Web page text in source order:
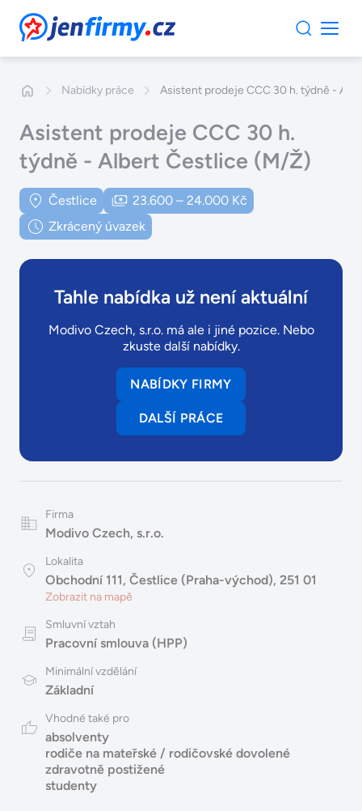
JenFirmy.cz
Nabídky práce Asistent prodeje CCC 30 h. týdně -
Asistent prodeje CCC 30 h.
týdně - Albert Čestlice (M/Ž)
Čestlice
23.600 – 24.000 Kč
Zkrácený úvazek
Tahle nabídka už není aktuální
Modivo Czech, s.r.o. má ale i jiné pozice. Nebo
zkuste další nabídky.
NABÍDKY FIRMY
DALŠÍ PRÁCE
Firma
Modivo Czech, s.r.o.
Lokalita
Obchodní 111, Čestlice (Praha-východ), 251 01
Zobrazit na mapě
Smluvní vztah
Pracovní smlouva (HPP)
Minimální vzdělání
Základní
Vhodné také pro
absolventy
rodiče na mateřské / rodičovské dovolené
zdravotně postižené
studenty